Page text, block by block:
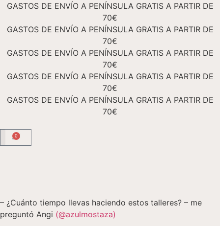
GASTOS DE ENVÍO A PENÍNSULA GRATIS A PARTIR DE
70€
GASTOS DE ENVÍO A PENÍNSULA GRATIS A PARTIR DE
70€
GASTOS DE ENVÍO A PENÍNSULA GRATIS A PARTIR DE
70€
GASTOS DE ENVÍO A PENÍNSULA GRATIS A PARTIR DE
70€
GASTOS DE ENVÍO A PENÍNSULA GRATIS A PARTIR DE
70€
0
– ¿Cuánto tiempo llevas haciendo estos talleres? – me
preguntó Angi (@azulmostaza)